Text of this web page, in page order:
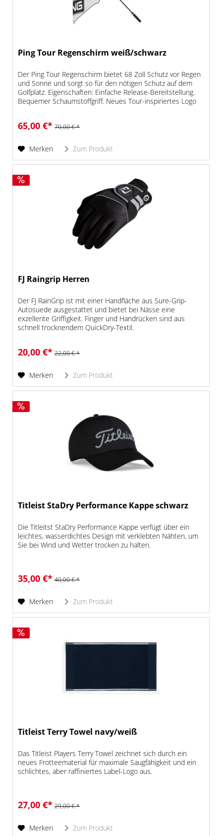
Ping Tour Regenschirm weiß/schwarz
Der Ping Tour Regenschirm bietet 68 Zoll Schutz vor Regen
und Sonne und sorgt so für den nötigen Schutz auf dem
Golfplatz. Eigenschaften: Einfache Release-Bereitstellung.
Bequemer Schaumstoffgriff. Neues Tour-inspiriertes Logo
65,00 €* 70,00 € *
Merken Zum Produkt
FJ Raingrip Herren
Der FJ RainGrip ist mit einer Handfläche aus Sure-Grip-
Autosuede ausgestattet und bietet bei Nässe eine
exzellente Griffigkeit. Finger und Handrücken sind aus
schnell trocknendem QuickDry-Textil.
20,00 €* 22,00 € *
Merken Zum Produkt
Titleist StaDry Performance Kappe schwarz
Die Titleitst StaDry Performance Kappe verfügt über ein
leichtes, wasserdichtes Design mit verklebten Nähten, um
Sie bei Wind und Wetter trocken zu halten.
35,00 €* 40,00 € *
Merken Zum Produkt
Titleist Terry Towel navy/weiß
Das Titleist Players Terry Towel zeichnet sich durch ein
neues Frotteematerial für maximale Saugfähigkeit und ein
schlichtes, aber raffiniertes Label-Logo aus.
27,00 €* 29,00 € *
Merken Zum Produkt